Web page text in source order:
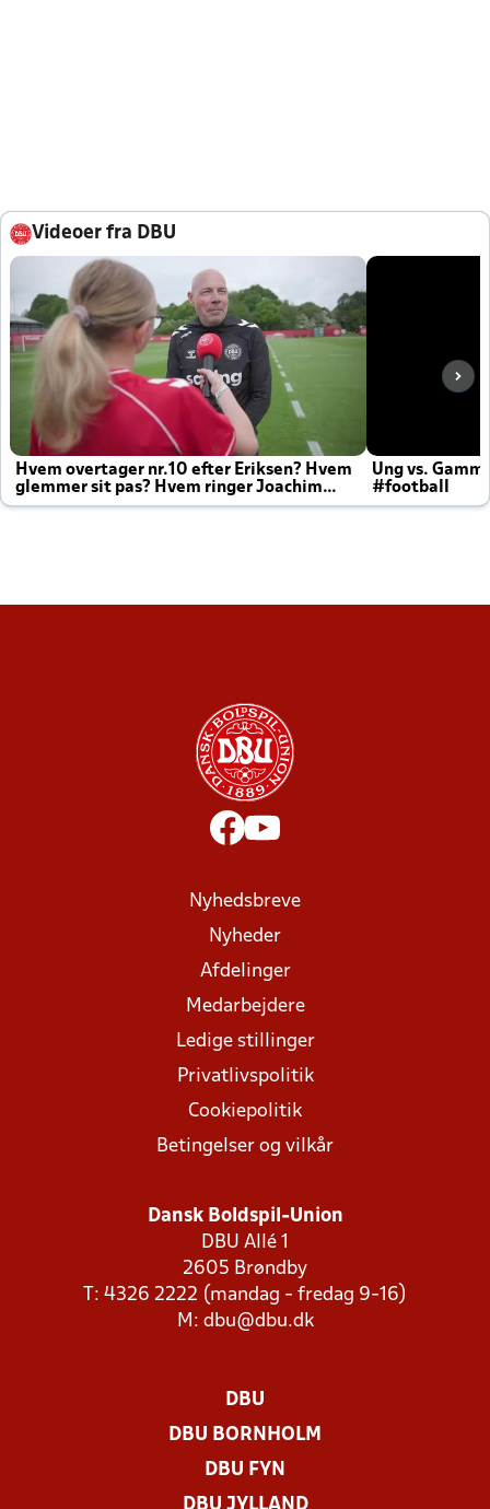
Videoer fra DBU
Hvem overtager nr.10 efter Eriksen? Hvem
glemmer sit pas? Hvem ringer Joachim
altid til efter kampe?
Ung vs.
#football
Nyhedsbreve
Nyheder
Afdelinger
Medarbejdere
Ledige stillinger
Privatlivspolitik
Cookiepolitik
Betingelser og vilkår
Dansk Boldspil-Union
DBU Allé 1
2605 Brøndby
T: 4326 2222 (mandag - fredag 9-16)
M: dbu@dbu.dk
DBU
DBU BORNHOLM
DBU FYN